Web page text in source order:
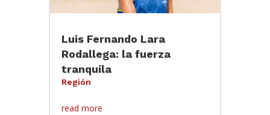
Luis Fernando Lara
Rodallega: la fuerza
tranquila
Región
read more